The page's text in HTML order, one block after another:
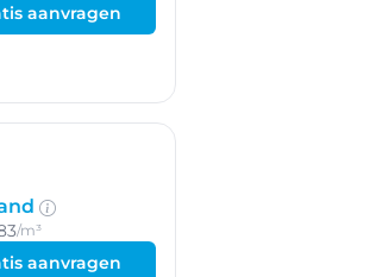
aanvragen
/m³
aanvragen